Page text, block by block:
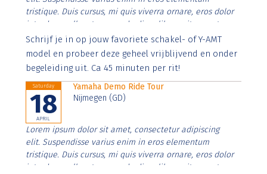
tristique. Duis cursus, mi quis viverra ornare, eros dolor
interdum nulla, ut commodo diam libero vitae erat.
Aenean faucibus nibh et justo cursus id rutrum lorem
imperdiet. Nunc ut sem vitae risus tristique posuere.
Schrijf je in op jouw favoriete schakel- of Y-AMT
model en probeer deze geheel vrijblijvend en onder
begeleiding uit. Ca 45 minuten per rit!
Saturday
18
APRIL
Yamaha Demo Ride Tour
Nijmegen (GD)
Lorem ipsum dolor sit amet, consectetur adipiscing
elit. Suspendisse varius enim in eros elementum
tristique. Duis cursus, mi quis viverra ornare, eros dolor
interdum nulla, ut commodo diam libero vitae erat.